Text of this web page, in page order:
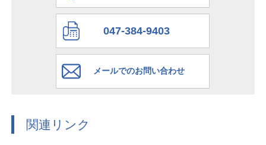
047-384-9403
メールでのお問い合わせ
関連リンク